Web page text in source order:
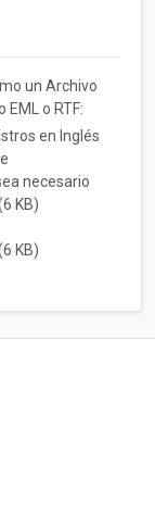
un Archivo
o RTF:
en Inglés
necesario
KB)
KB)